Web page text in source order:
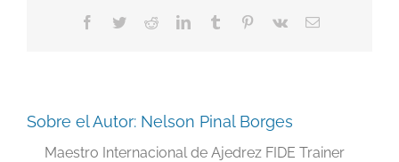
Facebook
TwitterRedditLinkedInTumblr Pinterest
Vk
Correo
Sobre el Autor: Nelson Pinal Borges
Maestro Internacional de Ajedrez FIDE Trainer